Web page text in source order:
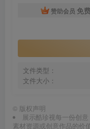
赞助会员 免
文件类型：
文件大小：
© 版权声明
展示酷珍视每一份创
素材资源或创意作品的价